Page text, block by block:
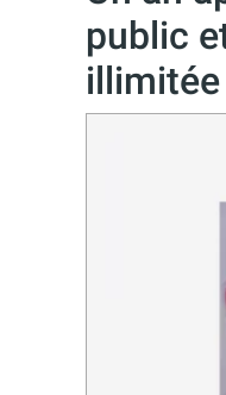
public
illimitée